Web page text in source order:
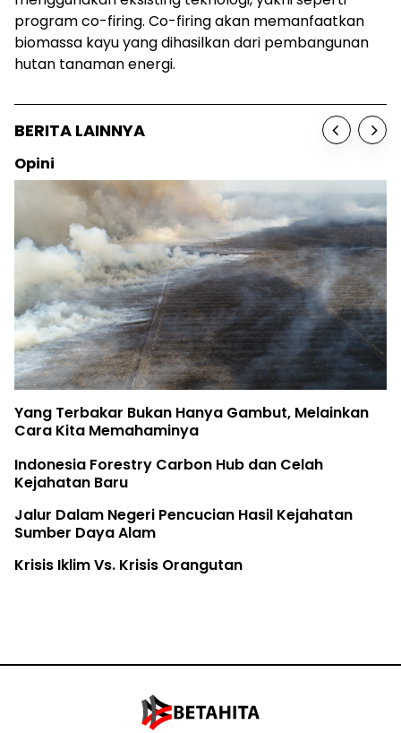
program co-firing. Co-firing akan memanfaatkan
biomassa kayu yang dihasilkan dari pembangunan
hutan tanaman energi.
BERITA LAINNYA
Opini
Yang Terbakar Bukan Hanya Gambut, Melainkan
Cara Kita Memahaminya
Indonesia Forestry Carbon Hub dan Celah
Kejahatan Baru
Jalur Dalam Negeri Pencucian Hasil Kejahatan
Sumber Daya Alam
Krisis Iklim Vs. Krisis Orangutan